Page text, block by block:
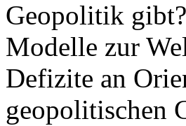
Geopolitik
Modelle zur
Defizite an
geopolitischen